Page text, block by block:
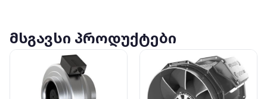
მსგავსი პროდუქტები